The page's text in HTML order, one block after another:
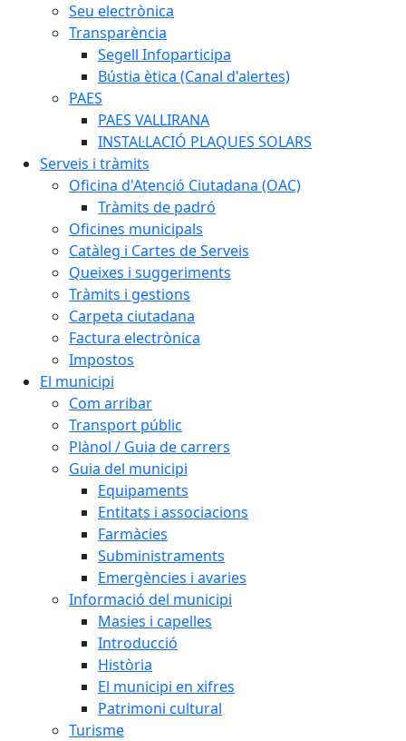
Seu electrònica
Transparència
Segell Infoparticipa
Bústia ètica (Canal d'alertes)
PAES
PAES VALLIRANA
INSTAL·LACIÓ PLAQUES SOLARS
Serveis i tràmits
Oficina d'Atenció Ciutadana (OAC)
Tràmits de padró
Oficines municipals
Catàleg i Cartes de Serveis
Queixes i suggeriments
Tràmits i gestions
Carpeta ciutadana
Factura electrònica
Impostos
El municipi
Com arribar
Transport públic
Plànol / Guia de carrers
Guia del municipi
Equipaments
Entitats i associacions
Farmàcies
Subministraments
Emergències i avaries
Informació del municipi
Masies i capelles
Introducció
Història
El municipi en xifres
Patrimoni cultural
Turisme